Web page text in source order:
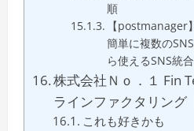
順
【postmanager
簡単に複数の
ら使えるSNS統
株式会社Ｎｏ．１ Fin
ラインファクタリング
これも好きかも